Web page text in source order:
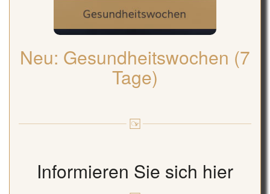
Neu: Gesundheitswochen (7
Tage)
Informieren Sie sich hier